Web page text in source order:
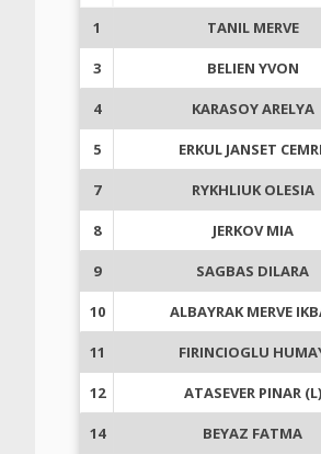
1 TANIL MERVE
3 BELIEN YVON
4 KARASOY ARELYA
5 ERKUL JANSET
7 RYKHLIUK OLESIA
8 JERKOV MIA
9 SAGBAS DILARA
10 ALBAYRAK MERVE
11 FIRINCIOGLU
12 ATASEVER PINAR (L)
14 BEYAZ FATMA